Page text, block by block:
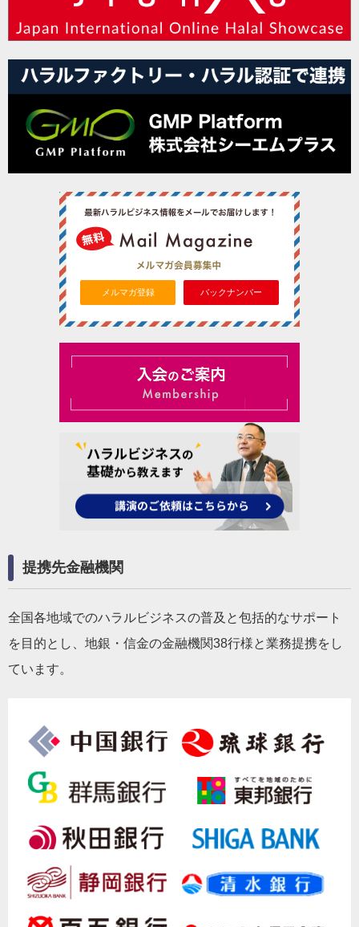
メルマガ登録 バックナンバー
提携先金融機関
全国各地域でのハラルビジネスの普及と包括的なサポート
を目的とし、地銀・信金の金融機関38行様と業務提携をし
ています。